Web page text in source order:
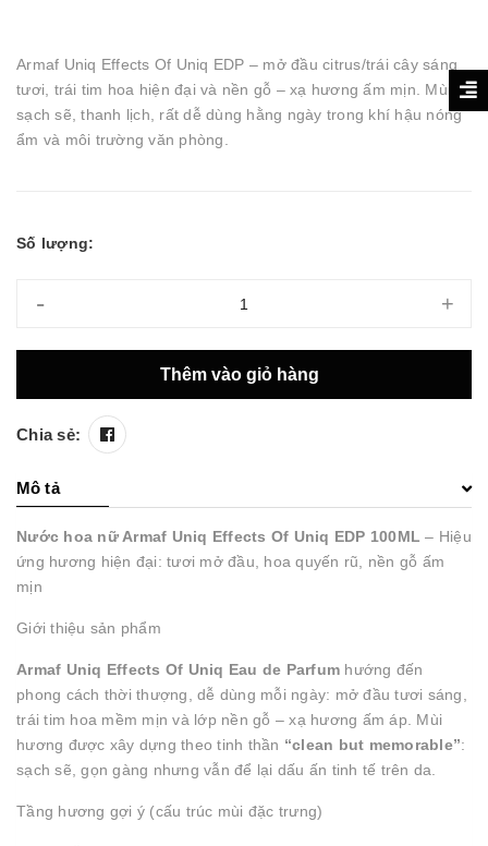
Armaf Uniq Effects Of Uniq EDP – mở đầu citrus/trái cây sáng
tươi, trái tim hoa hiện đại và nền gỗ – xạ hương ấm mịn. Mùi
sạch sẽ, thanh lịch, rất dễ dùng hằng ngày trong khí hậu nóng
ẩm và môi trường văn phòng.
Số lượng:
- +
Thêm vào giỏ hàng
Chia sẻ:
Mô tả
Nước hoa nữ Armaf Uniq Effects Of Uniq EDP 100ML – Hiệu
ứng hương hiện đại: tươi mở đầu, hoa quyến rũ, nền gỗ ấm
mịn
Giới thiệu sản phẩm
Armaf Uniq Effects Of Uniq Eau de Parfum hướng đến
phong cách thời thượng, dễ dùng mỗi ngày: mở đầu tươi sáng,
trái tim hoa mềm mịn và lớp nền gỗ – xạ hương ấm áp. Mùi
hương được xây dựng theo tinh thần “clean but memorable”:
sạch sẽ, gọn gàng nhưng vẫn để lại dấu ấn tinh tế trên da.
Tầng hương gợi ý (cấu trúc mùi đặc trưng)